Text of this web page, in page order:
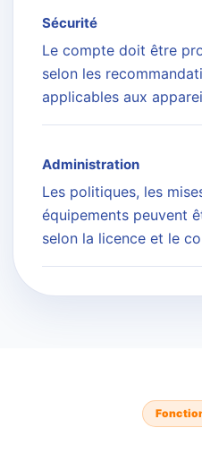
Sécurité
Le compte doit être
selon les
applicables aux
Administration
Les politiques, les
équipements peuvent
selon la licence et le